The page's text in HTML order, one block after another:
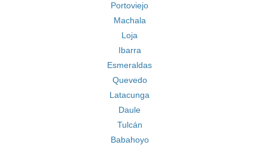
Portoviejo
Machala
Loja
Ibarra
Esmeraldas
Quevedo
Latacunga
Daule
Tulcán
Babahoyo